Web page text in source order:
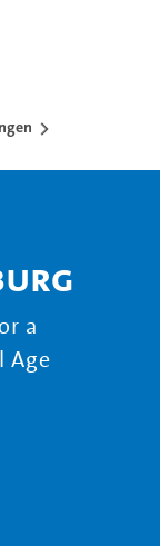
a
Age